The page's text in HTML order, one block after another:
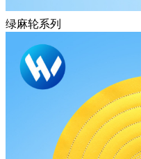
绿麻轮系列